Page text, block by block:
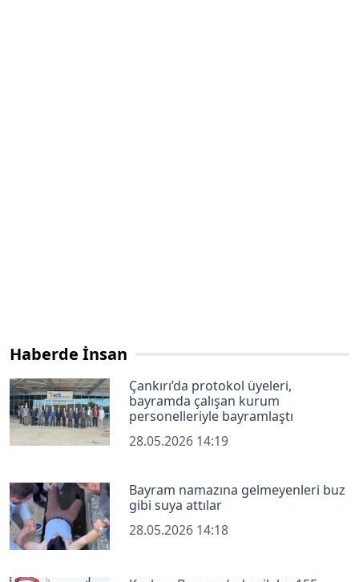
Haberde İnsan
Çankırı’da protokol üyeleri,
bayramda çalışan kurum
personelleriyle bayramlaştı
28.05.2026 14:19
Bayram namazına gelmeyenleri buz
gibi suya attılar
28.05.2026 14:18